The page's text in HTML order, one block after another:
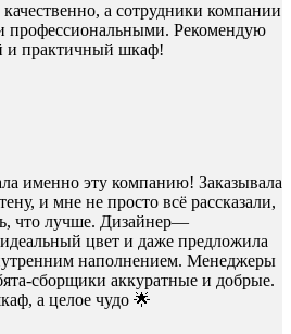
а сотрудники компании
Рекомендую
и практичный шкаф!
именно эту компанию! Заказывала
и мне не просто всё рассказали,
что лучше. Дизайнер—
цвет и даже предложила
наполнением. Менеджеры
сборщики аккуратные и добрые.
а целое чудо 🌟